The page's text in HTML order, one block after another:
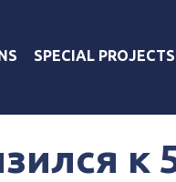
SPECIAL PROJECTS
к